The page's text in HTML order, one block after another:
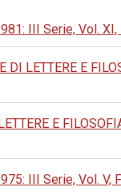
III Serie, Vol.
DI LETTERE E
E
III Serie, Vol. V,